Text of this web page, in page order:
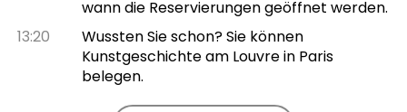
wann die Reservierungen geöffnet werden.
13:20
Wussten Sie schon? Sie können
Kunstgeschichte am Louvre in Paris
belegen.